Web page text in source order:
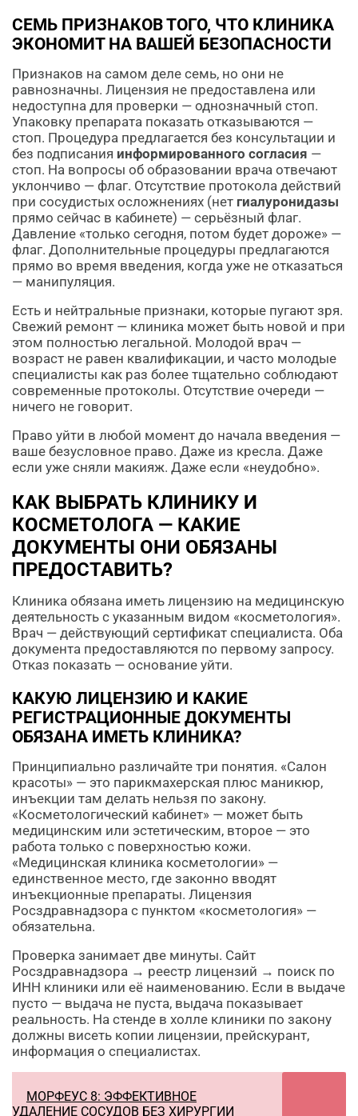
СЕМЬ ПРИЗНАКОВ ТОГО, ЧТО КЛИНИКА
ЭКОНОМИТ НА ВАШЕЙ БЕЗОПАСНОСТИ
Признаков на самом деле семь, но они не
равнозначны. Лицензия не предоставлена или
недоступна для проверки — однозначный стоп.
Упаковку препарата показать отказываются —
стоп. Процедура предлагается без консультации и
без подписания информированного согласия —
стоп. На вопросы об образовании врача отвечают
уклончиво — флаг. Отсутствие протокола действий
при сосудистых осложнениях (нет гиалуронидазы
прямо сейчас в кабинете) — серьёзный флаг.
Давление «только сегодня, потом будет дороже» —
флаг. Дополнительные процедуры предлагаются
прямо во время введения, когда уже не отказаться
— манипуляция.
Есть и нейтральные признаки, которые пугают зря.
Свежий ремонт — клиника может быть новой и при
этом полностью легальной. Молодой врач —
возраст не равен квалификации, и часто молодые
специалисты как раз более тщательно соблюдают
современные протоколы. Отсутствие очереди —
ничего не говорит.
Право уйти в любой момент до начала введения —
ваше безусловное право. Даже из кресла. Даже
если уже сняли макияж. Даже если «неудобно».
КАК ВЫБРАТЬ КЛИНИКУ И
КОСМЕТОЛОГА — КАКИЕ
ДОКУМЕНТЫ ОНИ ОБЯЗАНЫ
ПРЕДОСТАВИТЬ?
Клиника обязана иметь лицензию на медицинскую
деятельность с указанным видом «косметология».
Врач — действующий сертификат специалиста. Оба
документа предоставляются по первому запросу.
Отказ показать — основание уйти.
КАКУЮ ЛИЦЕНЗИЮ И КАКИЕ
РЕГИСТРАЦИОННЫЕ ДОКУМЕНТЫ
ОБЯЗАНА ИМЕТЬ КЛИНИКА?
Принципиально различайте три понятия. «Салон
красоты» — это парикмахерская плюс маникюр,
инъекции там делать нельзя по закону.
«Косметологический кабинет» — может быть
медицинским или эстетическим, второе — это
работа только с поверхностью кожи.
«Медицинская клиника косметологии» —
единственное место, где законно вводят
инъекционные препараты. Лицензия
Росздравнадзора с пунктом «косметология» —
обязательна.
Проверка занимает две минуты. Сайт
Росздравнадзора → реестр лицензий → поиск по
ИНН клиники или её наименованию. Если в выдаче
пусто — выдача не пуста, выдача показывает
реальность. На стенде в холле клиники по закону
должны висеть копии лицензии, прейскурант,
информация о специалистах.
МОРФЕУС 8: ЭФФЕКТИВНОЕ
УДАЛЕНИЕ СОСУДОВ БЕЗ ХИРУРГИИ